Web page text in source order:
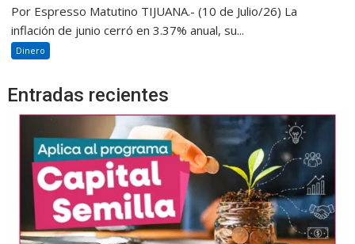
Por Espresso Matutino TIJUANA.- (10 de Julio/26) La
inflación de junio cerró en 3.37% anual, su...
Dinero
Entradas recientes